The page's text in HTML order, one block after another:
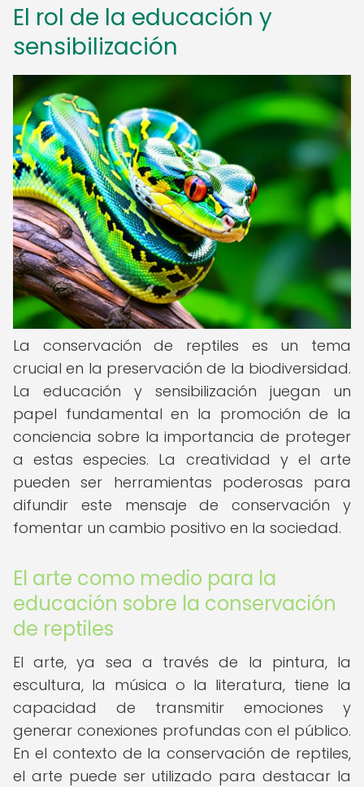
El rol de la educación y
sensibilización
La conservación de reptiles es un tema
crucial en la preservación de la biodiversidad.
La educación y sensibilización juegan un
papel fundamental en la promoción de la
conciencia sobre la importancia de proteger
a estas especies. La creatividad y el arte
pueden ser herramientas poderosas para
difundir este mensaje de conservación y
fomentar un cambio positivo en la sociedad.
El arte como medio para la
educación sobre la conservación
de reptiles
El arte, ya sea a través de la pintura, la
escultura, la música o la literatura, tiene la
capacidad de transmitir emociones y
generar conexiones profundas con el público.
En el contexto de la conservación de reptiles,
el arte puede ser utilizado para destacar la